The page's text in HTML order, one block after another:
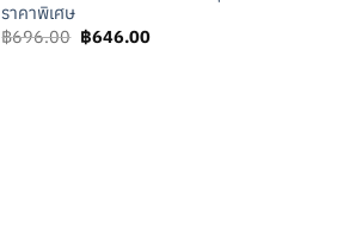
ราคาพิเศษ
฿696.00 Original
price
฿646.00Current